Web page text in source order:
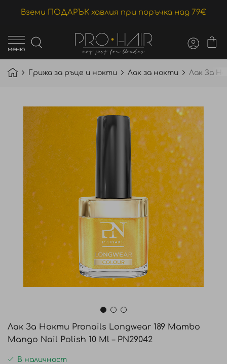
Вземи ПОДАРЪК хавлия при поръчка над 79€
меню
Грижа за ръце и нокти Лак за нокти Лак За
края
галерията
изображенията
началото
на
галерия
Лак За Нокти Pronails Longwear 189 Mambo
Mango Nail Polish 10 Ml – PN29042
В наличност